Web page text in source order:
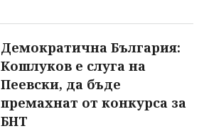
Демократична България:
Кошлуков е слуга на
Пеевски, да бъде
премахнат от конкурса за
БНТ